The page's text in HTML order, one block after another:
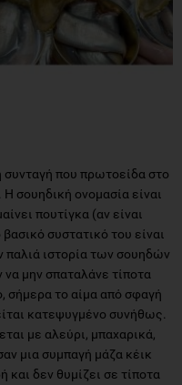
συνταγή που πρωτοείδα στο
σουηδική ονομασία είναι
πουτίγκα (αν είναι
συστατικό του είναι
παλιά ιστορία των σουηδών
μην σπαταλάνε τίποτα
σήμερα το αίμα από σφαγή
κατεψυγμένο συνήθως.
με αλεύρι, μπαχαρικά,
μια συμπαγή μάζα κέικ
δεν θυμίζει σε τίποτα